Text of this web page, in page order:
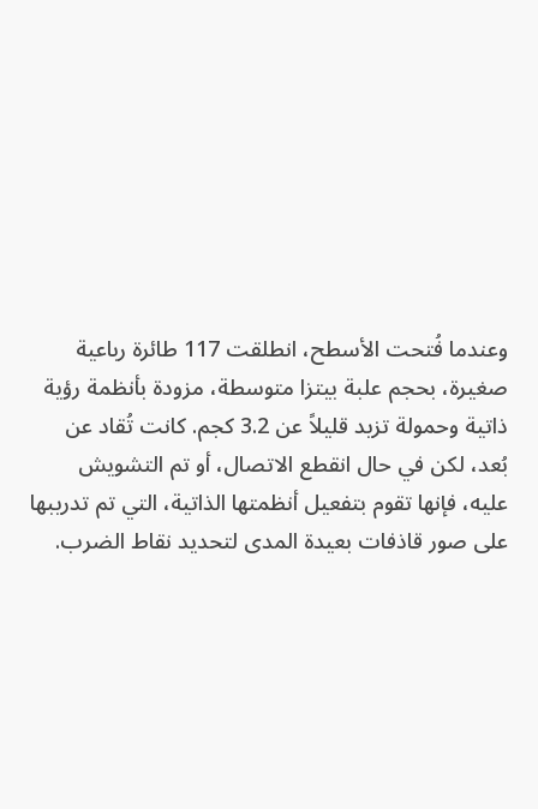
وعندما فُتحت الأسطح، انطلقت 117 طائرة رباعية
صغيرة، بحجم علبة بيتزا متوسطة، مزودة بأنظمة رؤية
ذاتية وحمولة تزيد قليلاً عن 3.2 كجم. كانت تُقاد عن
بُعد، لكن في حال انقطع الاتصال، أو تم التشويش
عليه، فإنها تقوم بتفعيل أنظمتها الذاتية، التي تم تدريبها
على صور قاذفات بعيدة المدى لتحديد نقاط الضرب.